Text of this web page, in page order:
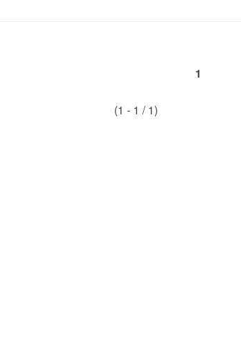
1
(1 - 1 / 1)